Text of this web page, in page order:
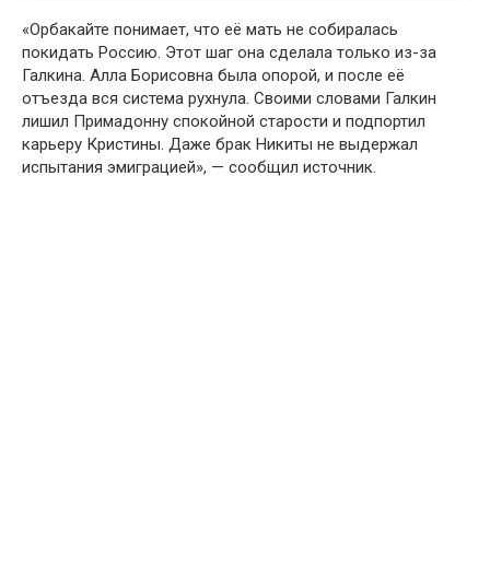
«Орбакайте понимает, что её мать не собиралась
покидать Россию. Этот шаг она сделала только из-за
Галкина. Алла Борисовна была опорой, и после её
отъезда вся система рухнула. Своими словами Галкин
лишил Примадонну спокойной старости и подпортил
карьеру Кристины. Даже брак Никиты не выдержал
испытания эмиграцией», — сообщил источник.